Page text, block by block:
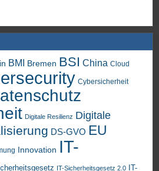
BMI Bremen BSI China Cloud
Cybersicherheit
Digitale Resilienz Digitale
DS-GVO EU
Innovation IT-
IT-Sicherheitsgesetz 2.0
IT-